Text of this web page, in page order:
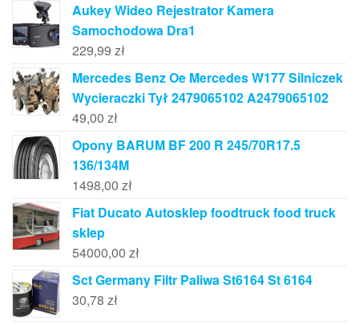
Aukey Wideo Rejestrator Kamera
Samochodowa Dra1
229,99 zł
Mercedes Benz Oe Mercedes W177 Silniczek
Wycieraczki Tył 2479065102 A2479065102
49,00 zł
Opony BARUM BF 200 R 245/70R17.5
136/134M
1498,00 zł
Fiat Ducato Autosklep foodtruck food truck
sklep
54000,00 zł
Sct Germany Filtr Paliwa St6164 St 6164
30,78 zł